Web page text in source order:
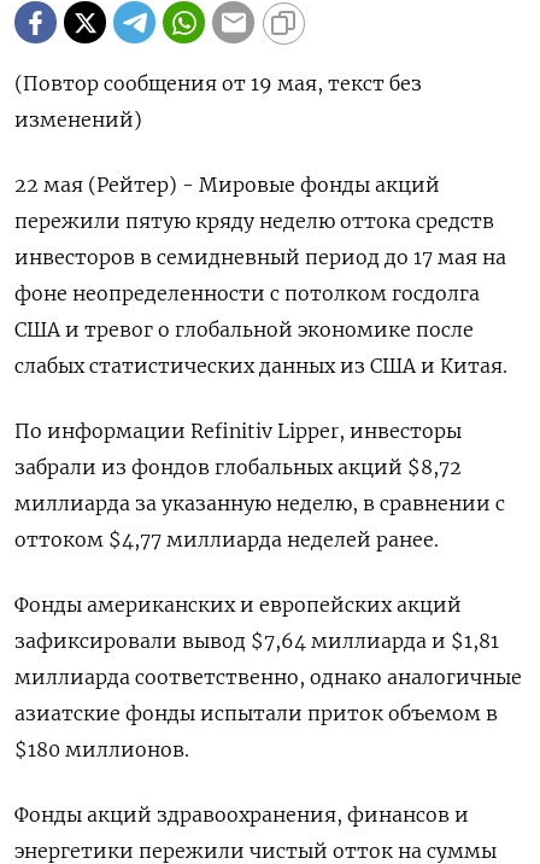
(Повтор сообщения от 19 мая, текст без
изменений)
22 мая (Рейтер) - Мировые фонды акций
пережили пятую кряду неделю оттока средств
инвесторов в семидневный период до 17 мая на
фоне неопределенности с потолком госдолга
США и тревог о глобальной экономике после
слабых статистических данных из США и Китая.
По информации Refinitiv Lipper, инвесторы
забрали из фондов глобальных акций $8,72
миллиарда за указанную неделю, в сравнении с
оттоком $4,77 миллиарда неделей ранее.
Фонды американских и европейских акций
зафиксировали вывод $7,64 миллиарда и $1,81
миллиарда соответственно, однако аналогичные
азиатские фонды испытали приток объемом в
$180 миллионов.
Фонды акций здравоохранения, финансов и
энергетики пережили чистый отток на суммы